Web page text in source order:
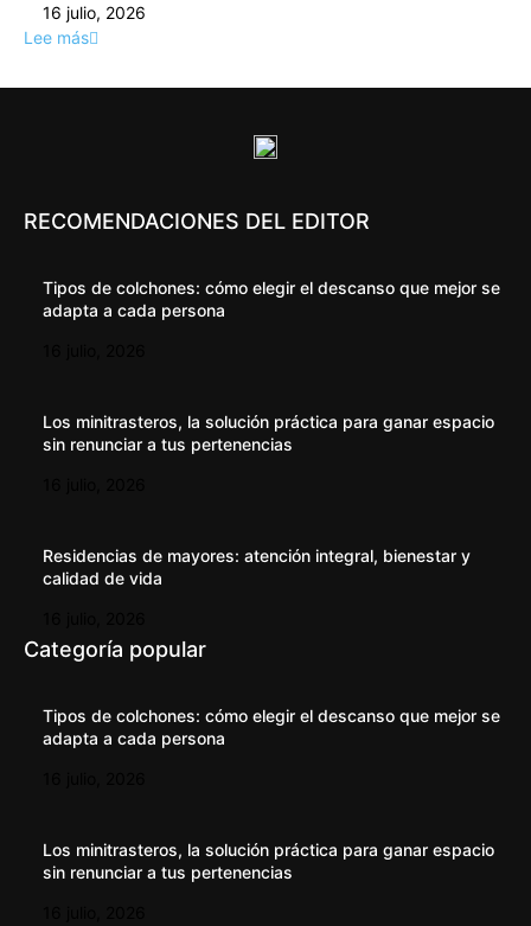
16 julio, 2026
Lee más
RECOMENDACIONES DEL EDITOR
Tipos de colchones: cómo elegir el descanso que mejor se
adapta a cada persona
Los minitrasteros, la solución práctica para ganar espacio
sin renunciar a tus pertenencias
Residencias de mayores: atención integral, bienestar y
calidad de vida
Categoría popular
Tipos de colchones: cómo elegir el descanso que mejor se
adapta a cada persona
Los minitrasteros, la solución práctica para ganar espacio
sin renunciar a tus pertenencias